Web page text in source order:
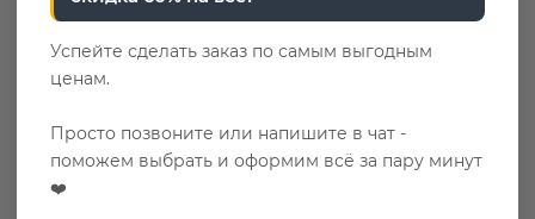
Мебель для прихожей
Популярные категории
сонома
Успейте сделать заказ по самым выгодным
ценам.
Просто позвоните или напишите в чат -
поможем выбрать и оформим всё за пару минут
❤️